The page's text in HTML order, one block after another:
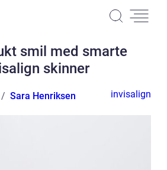
smil med smarte
skinner
Sara Henriksen invisalign